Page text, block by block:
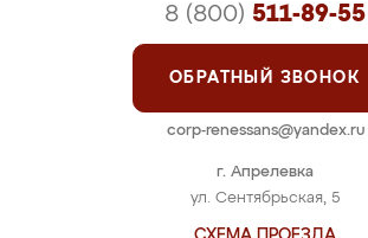
г. Апрелевка
ул. Сентябрьская, 5
8 (800) 511-89-55
ОБРАТНЫЙ ЗВОНОК
corp-renessans@yandex.ru